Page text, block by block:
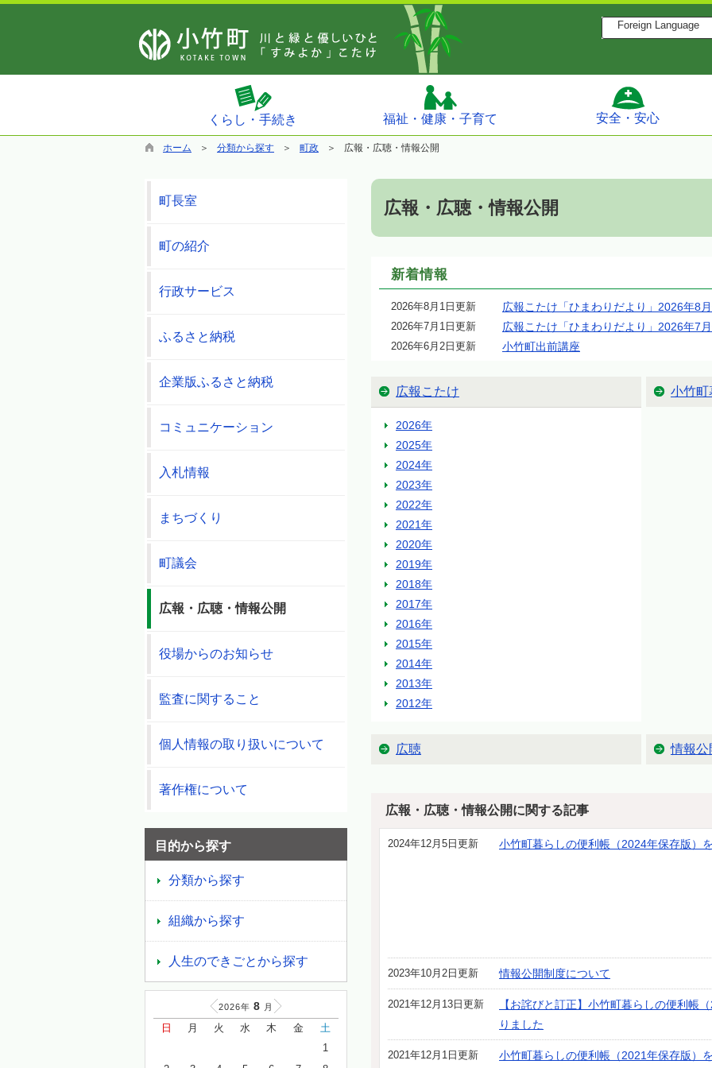
Foreign Language
くらし・手続き 福祉・健康・子育て 安全・安心
ホーム 分類から探す 町政 広報・広聴・情報公開
広報・広聴・情報公開
新着情報
2026年8月1日更新 広報こたけ「ひまわりだより」2026年8
2026年7月1日更新 広報こたけ「ひまわりだより」2026年7
2026年6月2日更新 小竹町出前講座
広報こたけ
2026年
2025年
2024年
2023年
2022年
2021年
2020年
2019年
2018年
2017年
2016年
2015年
2014年
2013年
2012年
小竹町
広聴 情報公
広報・広聴・情報公開に関する記事
2024年12月5日更新 小竹町暮らしの便利帳（2024年保存版）
2023年10月2日更新 情報公開制度について
2021年12月13日更新
【お詫びと訂正】小竹町暮らしの便利帳
りました
2021年12月1日更新 小竹町暮らしの便利帳（2021年保存版）
町長室
町の紹介
行政サービス
ふるさと納税
企業版ふるさと納税
コミュニケーション
入札情報
まちづくり
町議会
広報・広聴・情報公開
役場からのお知らせ
監査に関すること
個人情報の取り扱いについて
著作権について
目的から探す
分類から探す
組織から探す
人生のできごとから探す
2026年 8 月
日 月 火 水 木 金
土
1